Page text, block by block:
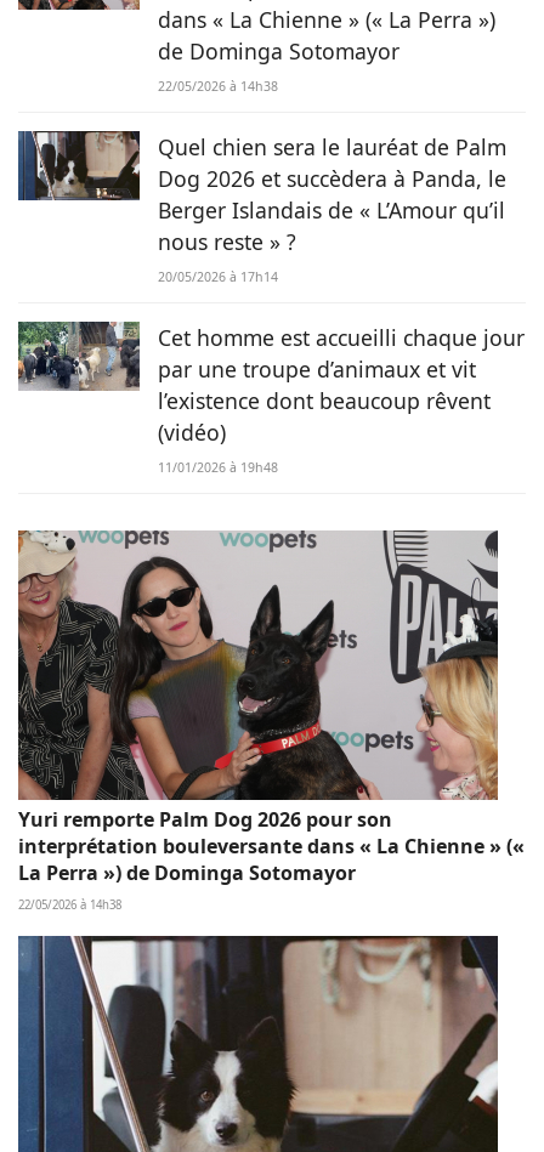
dans « La Chienne » (« La Perra »)
de Dominga Sotomayor
22/05/2026 à 14h38
Quel chien sera le lauréat de Palm
Dog 2026 et succèdera à Panda, le
Berger Islandais de « L’Amour qu’il
nous reste » ?
20/05/2026 à 17h14
Cet homme est accueilli chaque jour
par une troupe d’animaux et vit
l’existence dont beaucoup rêvent
(vidéo)
11/01/2026 à 19h48
Yuri remporte Palm Dog 2026 pour son
interprétation bouleversante dans « La Chienne » («
La Perra ») de Dominga Sotomayor
22/05/2026 à 14h38